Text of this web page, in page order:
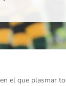
el que plasmar